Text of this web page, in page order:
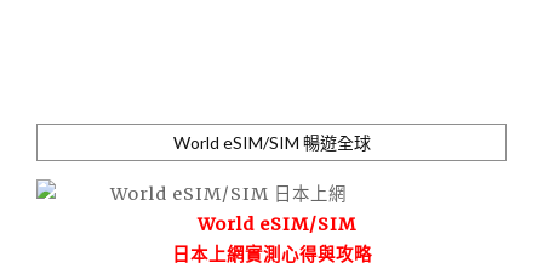
World eSIM/SIM 暢遊全球
World eSIM/SIM
日本上網實測心得與攻略